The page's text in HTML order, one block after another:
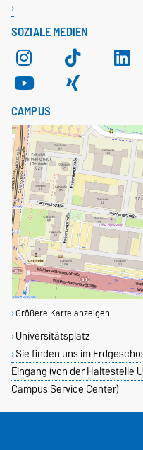
SOZIALE MEDIEN
CAMPUS
Größere Karte anzeigen
Universitätsplatz
Sie finden uns im
Eingang (von der Haltestelle
Campus Service Center)